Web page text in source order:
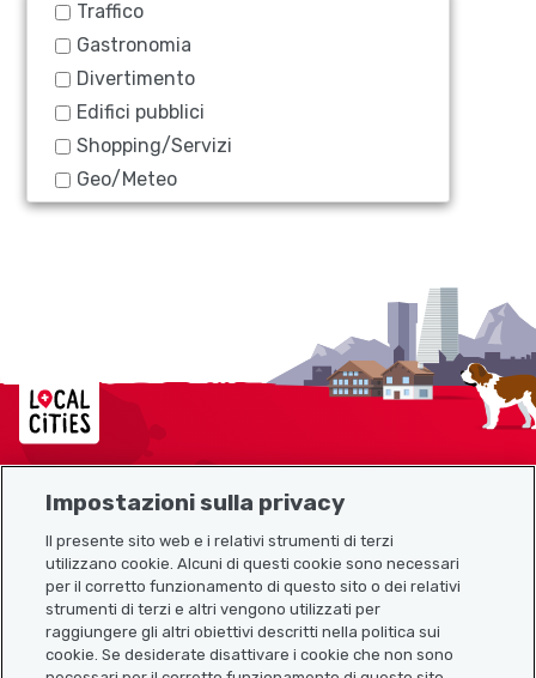
Traffico
Gastronomia
Divertimento
Edifici pubblici
Shopping/Servizi
Geo/Meteo
Localcities
Link utili
Scarica l’app Localcities
Impostazioni sulla privacy
Il presente sito web e i relativi strumenti di terzi
utilizzano cookie. Alcuni di questi cookie sono necessari
per il corretto funzionamento di questo sito o dei relativi
strumenti di terzi e altri vengono utilizzati per
raggiungere gli altri obiettivi descritti nella politica sui
cookie. Se desiderate disattivare i cookie che non sono